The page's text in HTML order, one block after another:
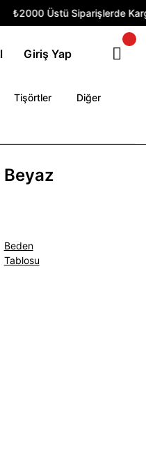
₺2000 Üstü Siparişlerde
Giriş Yap
Tişörtler Diğer
Beyaz
Beden
Tablosu